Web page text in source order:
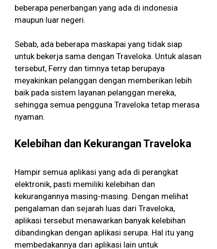
beberapa penerbangan yang ada di indonesia
maupun luar negeri.
Sebab, ada beberapa maskapai yang tidak siap
untuk bekerja sama dengan Traveloka. Untuk alasan
tersebut, Ferry dan timnya tetap berupaya
meyakinkan pelanggan dengan memberikan lebih
baik pada sistem layanan pelanggan mereka,
sehingga semua pengguna Traveloka tetap merasa
nyaman.
Kelebihan dan Kekurangan Traveloka
Hampir semua aplikasi yang ada di perangkat
elektronik, pasti memiliki kelebihan dan
kekurangannya masing-masing. Dengan melihat
pengalaman dan sejarah luas dari Traveloka,
aplikasi tersebut menawarkan banyak kelebihan
dibandingkan dengan aplikasi serupa. Hal itu yang
membedakannya dari aplikasi lain untuk